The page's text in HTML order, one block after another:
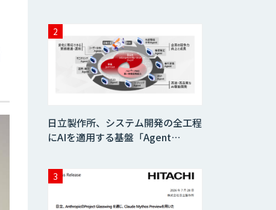
日立製作所、システム開発の全工程
にAIを適用する基盤「Agent…